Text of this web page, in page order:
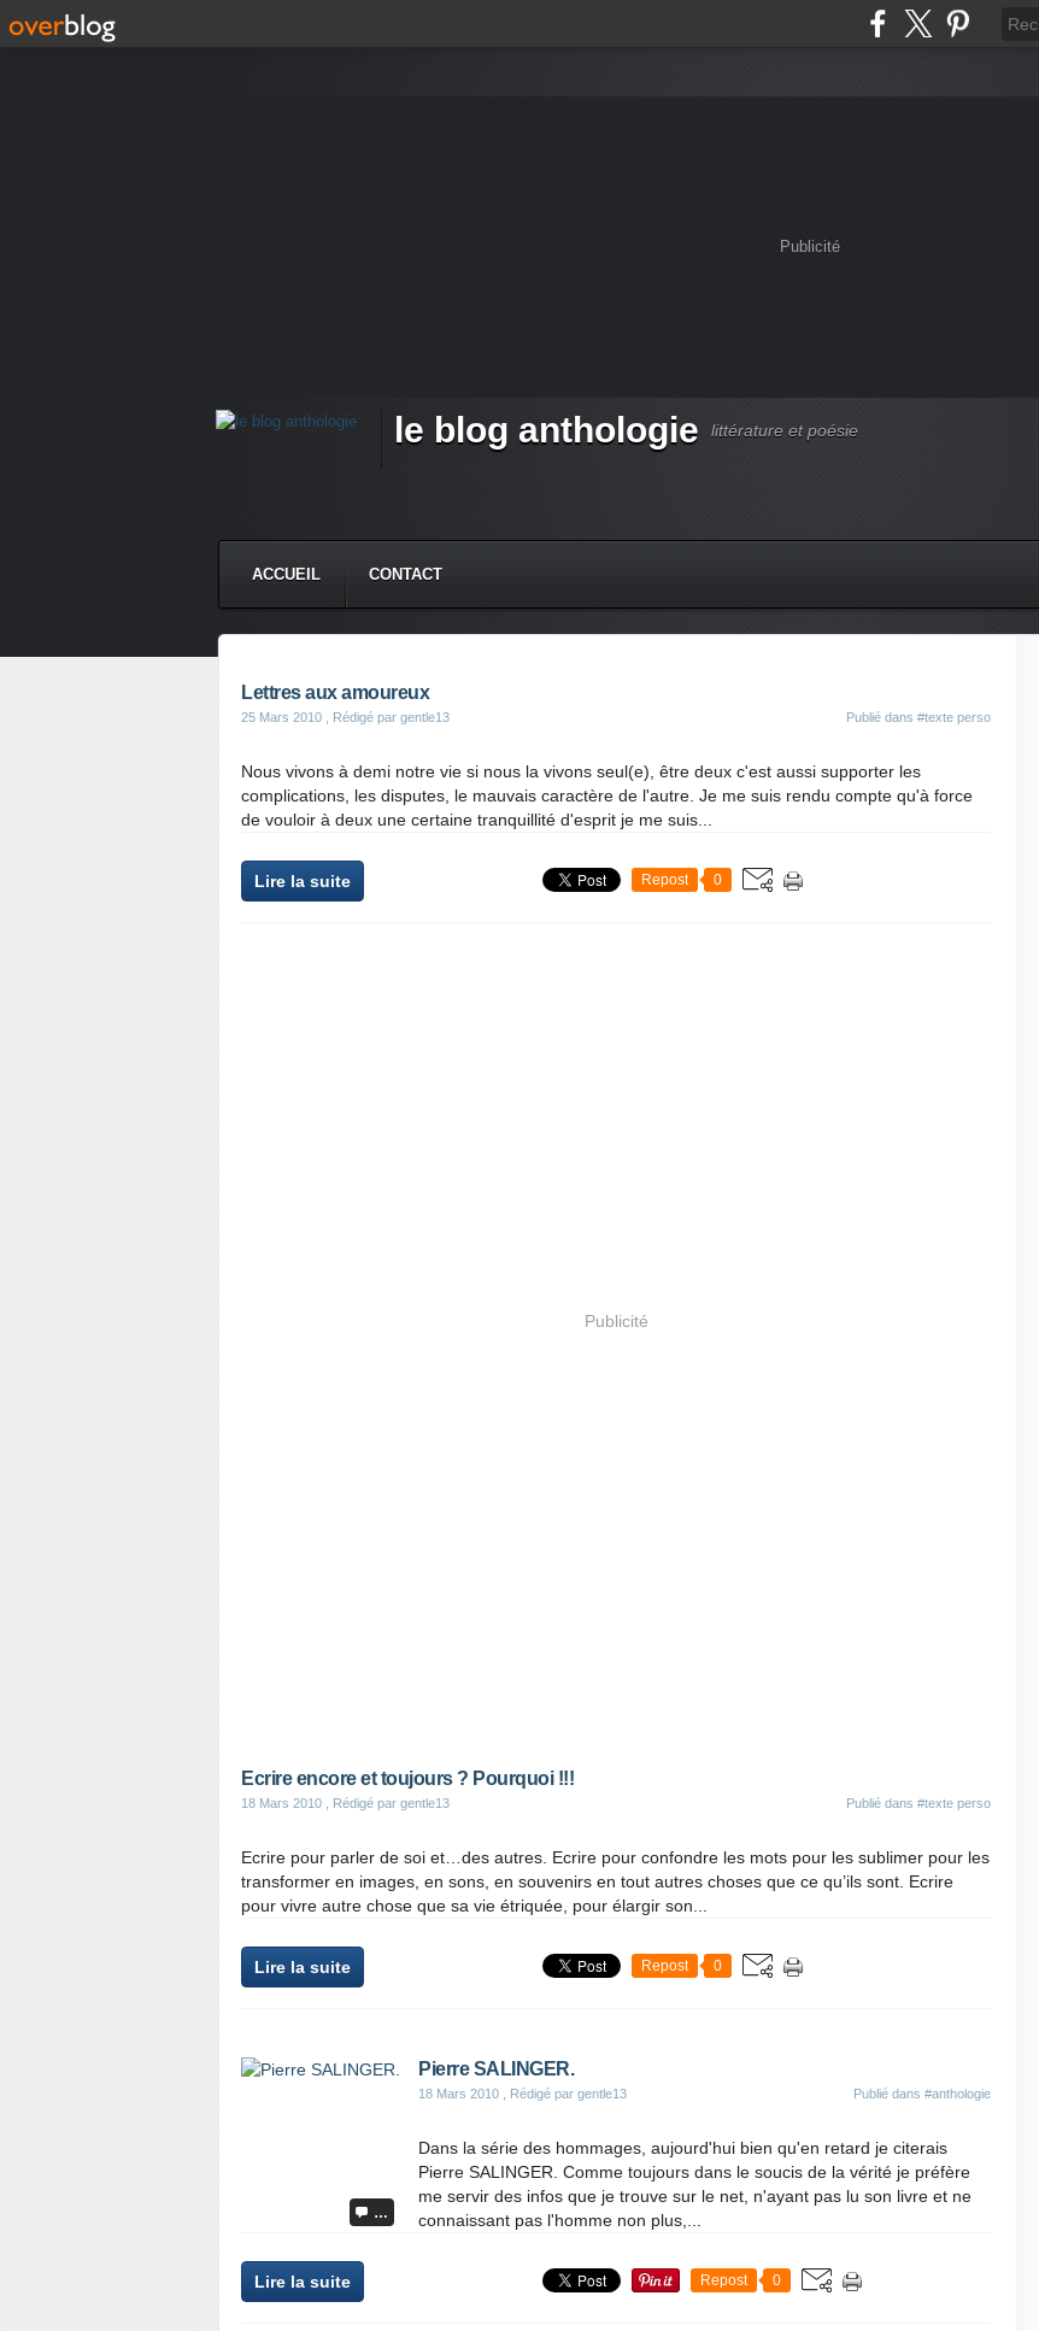
Publicité
le blog anthologie littérature et poésie
ACCUEIL CONTACT
Lettres aux amoureux
25 Mars 2010 , Rédigé par gentle13 Publié dans #texte perso
Nous vivons à demi notre vie si nous la vivons seul(e), être deux c'est aussi supporter les
complications, les disputes, le mauvais caractère de l'autre. Je me suis rendu compte qu'à force
de vouloir à deux une certaine tranquillité d'esprit je me suis...
Lire la suite Repost 0
Publicité
Ecrire encore et toujours ? Pourquoi !!!
18 Mars 2010 , Rédigé par gentle13 Publié dans #texte perso
Ecrire pour parler de soi et…des autres. Ecrire pour confondre les mots pour les sublimer pour les
transformer en images, en sons, en souvenirs en tout autres choses que ce qu’ils sont. Ecrire
pour vivre autre chose que sa vie étriquée, pour élargir son...
Lire la suite Repost 0
…
Pierre SALINGER.
18 Mars 2010 , Rédigé par gentle13 Publié dans #anthologie
Dans la série des hommages, aujourd'hui bien qu'en retard je citerais
Pierre SALINGER. Comme toujours dans le soucis de la vérité je préfère
me servir des infos que je trouve sur le net, n'ayant pas lu son livre et ne
connaissant pas l'homme non plus,...
Lire la suite Repost 0